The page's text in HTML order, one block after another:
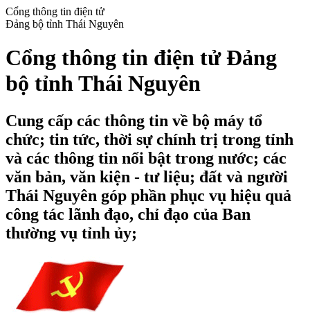
Cổng thông tin điện tử
Đảng bộ tỉnh Thái Nguyên
Cổng thông tin điện tử Đảng
bộ tỉnh Thái Nguyên
Cung cấp các thông tin về bộ máy tổ
chức; tin tức, thời sự chính trị trong tỉnh
và các thông tin nổi bật trong nước; các
văn bản, văn kiện - tư liệu; đất và người
Thái Nguyên góp phần phục vụ hiệu quả
công tác lãnh đạo, chỉ đạo của Ban
thường vụ tỉnh ủy;